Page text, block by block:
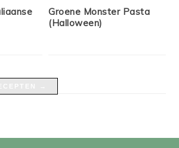
Groene Monster Pasta
(Halloween)